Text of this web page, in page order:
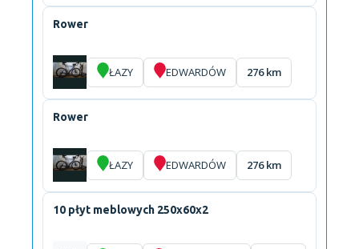
Rower
ŁAZY EDWARDÓW 276 km
Rower
ŁAZY EDWARDÓW 276 km
10 płyt meblowych 250x60x2